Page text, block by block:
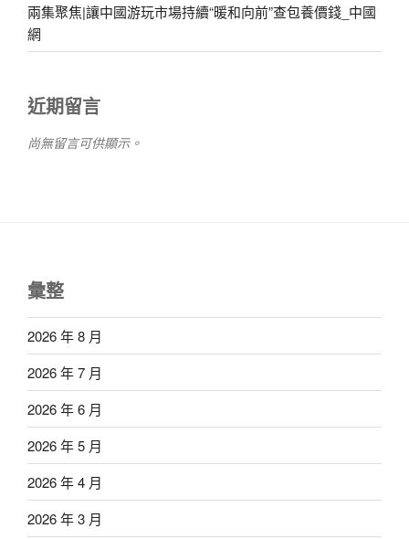
兩集聚焦|讓中國游玩市場持續“暖和向前”查包養價錢_中國
網
近期留言
尚無留言可供顯示。
彙整
2026 年 8 月
2026 年 7 月
2026 年 6 月
2026 年 5 月
2026 年 4 月
2026 年 3 月